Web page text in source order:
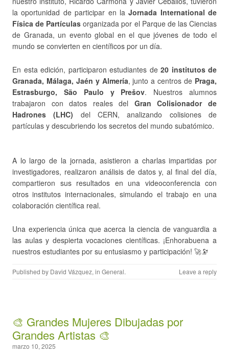
la oportunidad de participar en laJornada International de
Física de Partículasorganizada por el Parque de las Ciencias
de Granada, un evento global en el que jóvenes de todo el
mundo se convierten en científicos por un día.
En esta edición, participaron estudiantes de 20 institutos de
Granada, Málaga, Jaén y Almería, junto a centros de Praga,
Estrasburgo, São Paulo y Prešov. Nuestros alumnos
trabajaron con datos reales del Gran Colisionador de
Hadrones (LHC) del CERN, analizando colisiones de
partículas y descubriendo los secretos del mundo subatómico.
A lo largo de la jornada, asistieron a charlas impartidas por
investigadores, realizaron análisis de datos y, al final del día,
compartieron sus resultados en una videoconferencia con
otros institutos internacionales, simulando el trabajo en una
colaboración científica real.
Una experiencia única que acerca la ciencia de vanguardia a
las aulas y despierta vocaciones científicas. ¡Enhorabuena a
nuestros estudiantes por su entusiasmo y participación! 🚀🔭
Published by David Vázquez, in General. Leave a reply
🎨 Grandes Mujeres Dibujadas por
Grandes Artistas 🎨
marzo 10, 2025